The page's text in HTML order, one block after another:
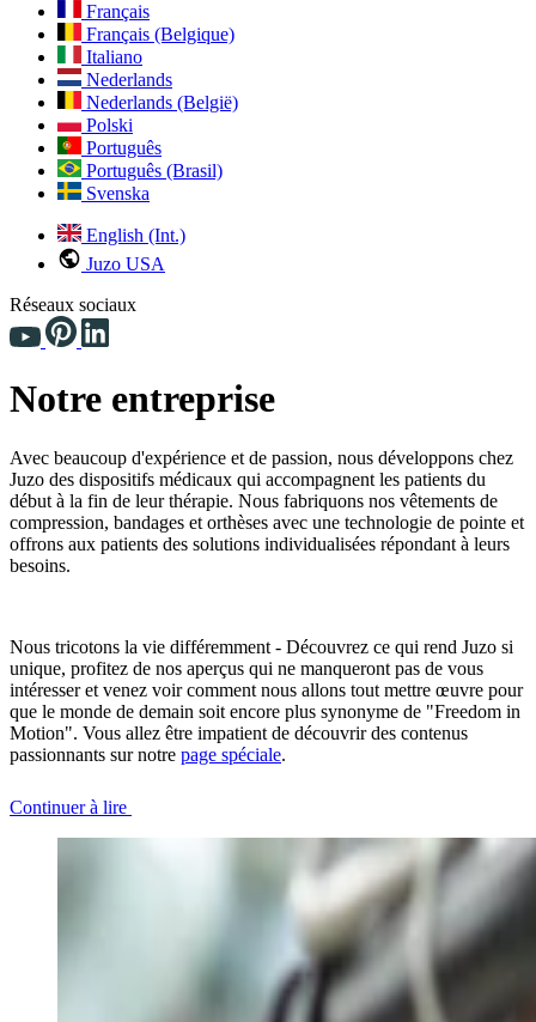
Français
Français (Belgique)
Italiano
Nederlands
Nederlands (België)
Polski
Português
Português (Brasil)
Svenska
English (Int.)
Juzo USA
Réseaux sociaux
Notre entreprise
Avec beaucoup d'expérience et de passion, nous développons chez
Juzo des dispositifs médicaux qui accompagnent les patients du
début à la fin de leur thérapie. Nous fabriquons nos vêtements de
compression, bandages et orthèses avec une technologie de pointe et
offrons aux patients des solutions individualisées répondant à leurs
besoins.
Nous tricotons la vie différemment - Découvrez ce qui rend Juzo si
unique, profitez de nos aperçus qui ne manqueront pas de vous
intéresser et venez voir comment nous allons tout mettre œuvre pour
que le monde de demain soit encore plus synonyme de "Freedom in
Motion". Vous allez être impatient de découvrir des contenus
passionnants sur notre page spéciale.
Continuer à lire